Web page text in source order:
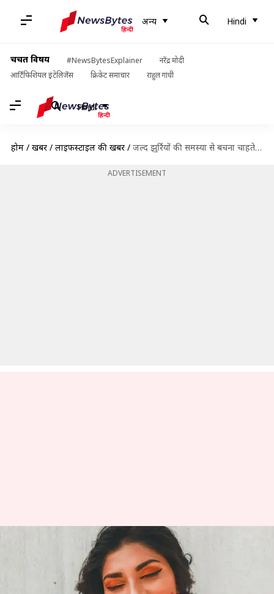
अन्य Hindi
चर्चित विषय #NewsBytesExplainer
नरेंद्र मोदी
आर्टिफिशियल इंटेलिजेंस
क्रिकेट समाचार राहुल गांधी
Hindi
होम / खबरें / लाइफस्टाइल की खबरें / जल्द झुर्रियों की समस्या से बचना चाहते हैं? न करें ये 5 गलतियां
ADVERTISEMENT
जल्द झुर्रियों की समस्या से बचना
चाहते हैं? न करें ये 5 गलतियां
Jul 06, 2026 04:36 pm